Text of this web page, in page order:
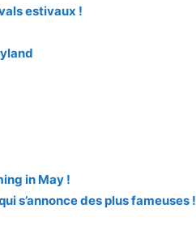
estivaux !
in May !
s’annonce des plus fameuses !